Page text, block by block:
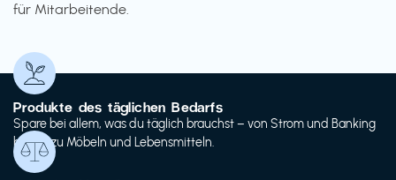
für Mitarbeitende.
Produkte des täglichen Bedarfs
Spare bei allem, was du täglich brauchst – von Strom und Banking
bis hin zu Möbeln und Lebensmitteln.